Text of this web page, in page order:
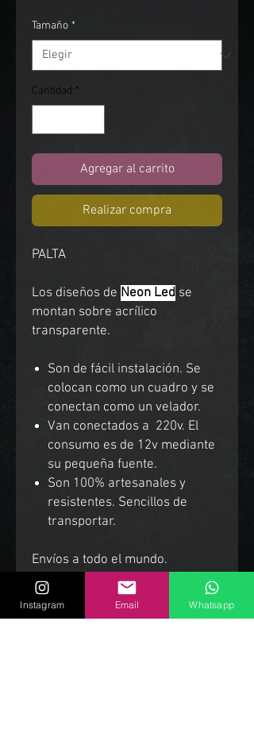
Tamaño *
Cantidad *
Agregar al carrito
Realizar compra
PALTA
Los diseños de Neon Led se
montan sobre acrílico
transparente.
Son de fácil instalación. Se
colocan como un cuadro y se
conectan como un velador.
Van conectados a 220v. El
consumo es de 12v mediante
su pequeña fuente.
Son 100% artesanales y
resistentes. Sencillos de
transportar.
Envíos a todo el mundo.
Instagram Email Whatsapp